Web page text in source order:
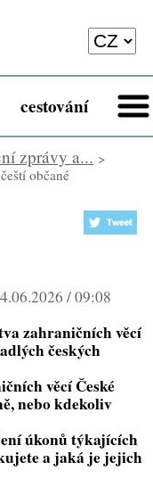
cestování
zprávy a... >
občané
/ 09:08
zahraničních věcí
českých
věcí České
nebo kdekoliv
úkonů týkajících
a jaká je jejich